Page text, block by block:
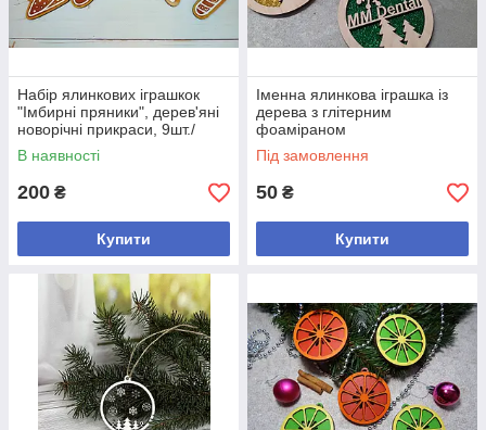
Набір ялинкових іграшкок
"Імбирні пряники", дерев'яні
новорічні прикраси, 9шт./
набір
В наявності
200 ₴
Купити
Іменна ялинкова іграшка із
дерева з глітерним
фоаміраном
Під замовлення
50 ₴
Купити